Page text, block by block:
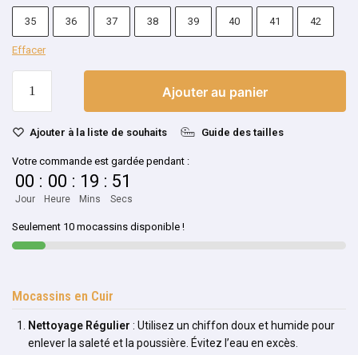
35 36 37 38 39 40 41 42
Effacer
Ajouter au panier
Ajouter à la liste de souhaits Guide des tailles
Votre commande est gardée pendant :
00
Jour
: 00
Heure
: 19
Mins
: 51
Secs
Seulement 10 mocassins disponible !
Mocassins en Cuir
Nettoyage Régulier : Utilisez un chiffon doux et humide pour
enlever la saleté et la poussière. Évitez l’eau en excès.